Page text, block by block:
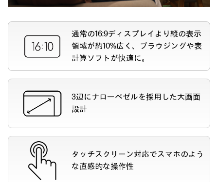
通常の16:9ディスプレイより縦の表示
領域が約10%広く、ブラウジングや表
計算ソフトが快適に。
3辺にナローベゼルを採用した大画面
設計
タッチスクリーン対応でスマホのよう
な直感的な操作性